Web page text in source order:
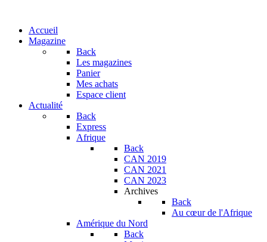
Accueil
Magazine
Back
Les magazines
Panier
Mes achats
Espace client
Actualité
Back
Express
Afrique
Back
CAN 2019
CAN 2021
CAN 2023
Archives
Back
Au cœur de l'Afrique
Amérique du Nord
Back